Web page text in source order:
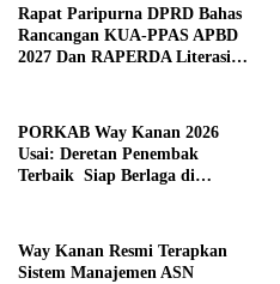
Rapat Paripurna DPRD Bahas
Rancangan KUA-PPAS APBD
2027 Dan RAPERDA Literasi
PORKAB Way Kanan 2026
Usai: Deretan Penembak
Terbaik Siap Berlaga di
Way Kanan Resmi Terapkan
Sistem Manajemen ASN